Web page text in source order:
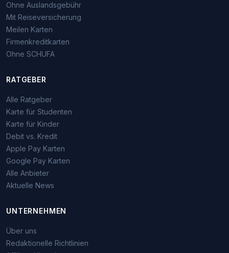
Ohne Auslandsgebühr
Mit Reiseversicherung
Meilen Karten
Firmenkreditkarten
Ohne SCHUFA
RATGEBER
Alle Ratgeber
Karte für Studenten
Karte für Kinder
Debit vs. Kredit
Apple Pay Karten
Google Pay Karten
Alle Anbieter
Aktuelle News
UNTERNEHMEN
Über uns
Redaktionelle Richtlinien